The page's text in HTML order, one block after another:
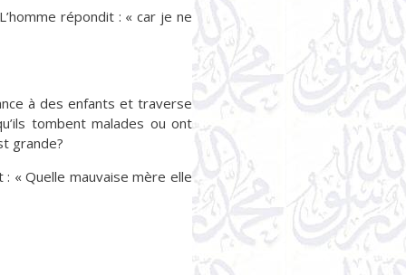
répondit : « car je ne
à des enfants et traverse
tombent malades ou ont
grande?
« Quelle mauvaise mère elle